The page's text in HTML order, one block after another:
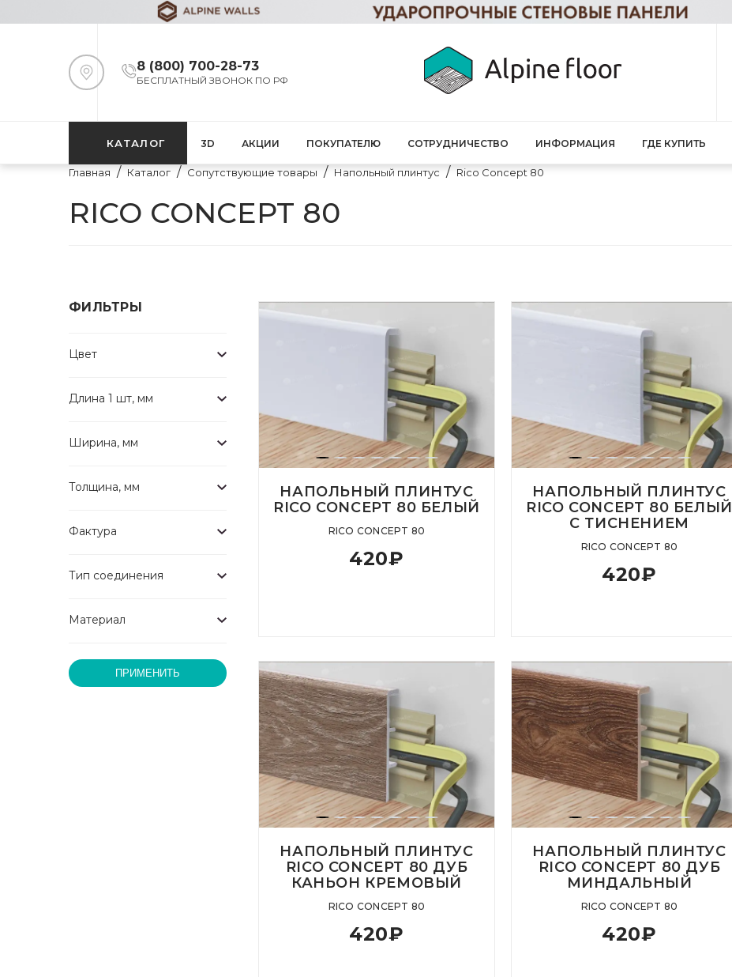
8 (800) 700-28-73
БЕСПЛАТНЫЙ ЗВОНОК ПО РФ
КАТАЛОГ 3D АКЦИИ ПОКУПАТЕЛЮ СОТРУДНИЧЕСТВО ИНФОРМАЦИЯ ГДЕ КУПИТЬ
Главная Каталог Сопутствующие товары Напольный плинтус Rico Concept 80
RICO CONCEPT 80
ФИЛЬТРЫ
Цвет
Длина 1 шт, мм
Ширина, мм
Толщина, мм
Фактура
Тип соединения
Материал
ПРИМЕНИТЬ
НАПОЛЬНЫЙ ПЛИНТУС
RICO CONCEPT 80 БЕЛЫЙ
RICO CONCEPT 80
420₽
НАПОЛЬНЫЙ ПЛИНТУС
RICO CONCEPT 80 БЕЛЫЙ
С ТИСНЕНИЕМ
RICO CONCEPT 80
420₽
НАПОЛЬНЫЙ ПЛИНТУС
RICO CONCEPT 80 ДУБ
КАНЬОН КРЕМОВЫЙ
RICO CONCEPT 80
420₽
НАПОЛЬНЫЙ ПЛИНТУС
RICO CONCEPT 80 ДУБ
МИНДАЛЬНЫЙ
RICO CONCEPT 80
420₽